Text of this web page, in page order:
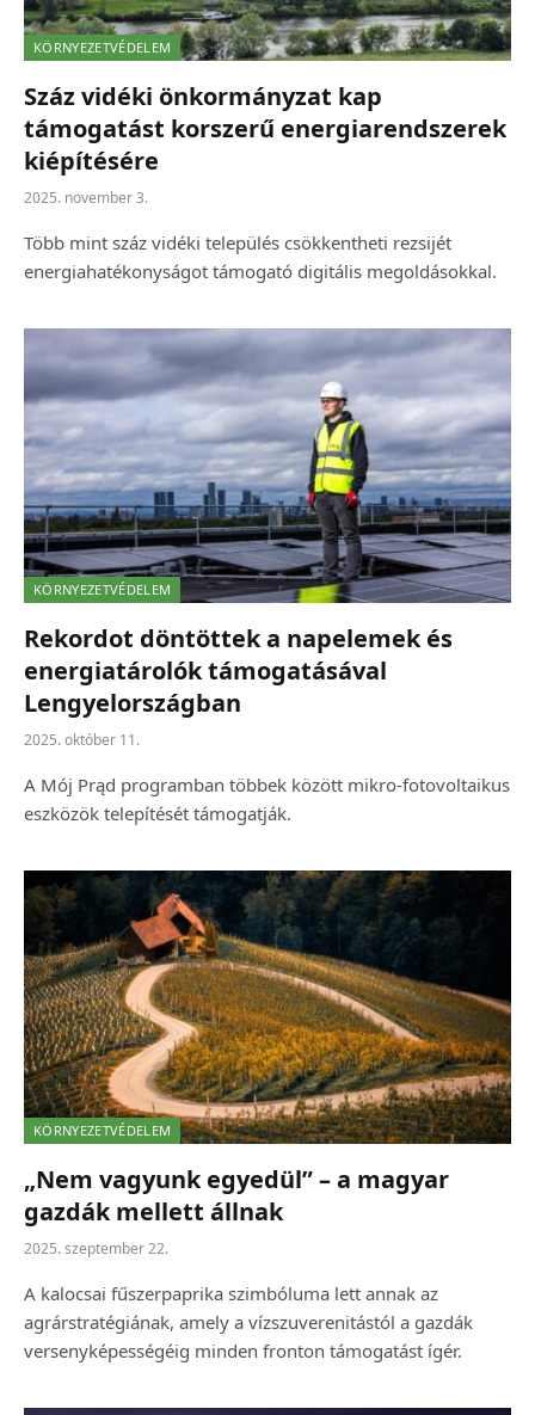
KÖRNYEZETVÉDELEM
Száz vidéki önkormányzat kap
támogatást korszerű energiarendszerek
kiépítésére
2025. november 3.
Több mint száz vidéki település csökkentheti rezsijét
energiahatékonyságot támogató digitális megoldásokkal.
KÖRNYEZETVÉDELEM
Rekordot döntöttek a napelemek és
energiatárolók támogatásával
Lengyelországban
2025. október 11.
A Mój Prąd programban többek között mikro-fotovoltaikus
eszközök telepítését támogatják.
KÖRNYEZETVÉDELEM
„Nem vagyunk egyedül” – a magyar
gazdák mellett állnak
2025. szeptember 22.
A kalocsai fűszerpaprika szimbóluma lett annak az
agrárstratégiának, amely a vízszuverenitástól a gazdák
versenyképességéig minden fronton támogatást ígér.